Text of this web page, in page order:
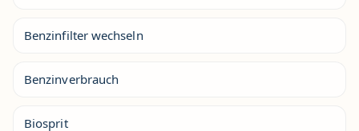
Benzinfilter wechseln
Benzinverbrauch
Biosprit